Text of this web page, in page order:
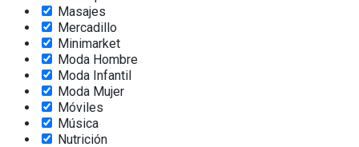
Masajes
Mercadillo
Minimarket
Moda Hombre
Moda Infantil
Moda Mujer
Móviles
Música
Nutrición